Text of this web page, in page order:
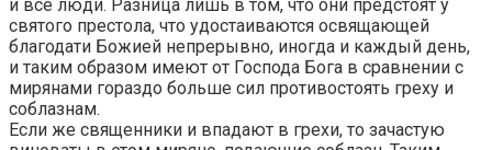
и все люди. Разница лишь в том, что они предстоят у
святого престола, что удостаиваются освящающей
благодати Божией непрерывно, иногда и каждый день,
и таким образом имеют от Господа Бога в сравнении с
мирянами гораздо больше сил противостоять греху и
соблазнам.
Если же священники и впадают в грехи, то зачастую